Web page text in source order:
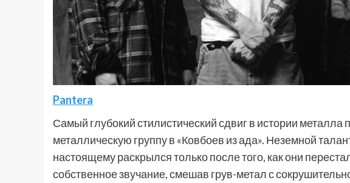
Pantera
Самый глубокий стилистический сдвиг в истории
металлическую группу в «Ковбоев из ада». Неземной
настоящему раскрылся только после того, как они
собственное звучание, смешав грув-метал с